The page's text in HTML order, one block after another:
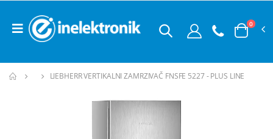
0
LIEBHERR VERTIKALNI ZAMRZIVAČ FNSFE 5227 - PLUS LINE